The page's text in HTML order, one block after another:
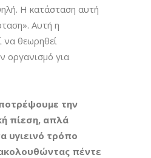
Η κατάσταση αυτή
Αυτή η
να θεωρηθεί
οργανισμό για
την
πίεση, απλά
υγιεινό τρόπο
πέντε